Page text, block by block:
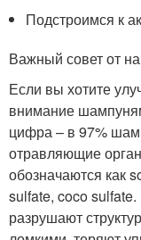
Подстроимся к
Важный совет от
Если вы хотите
внимание
цифра – в 97%
отравляющие
обозначаются как
sulfate, coco
разрушают